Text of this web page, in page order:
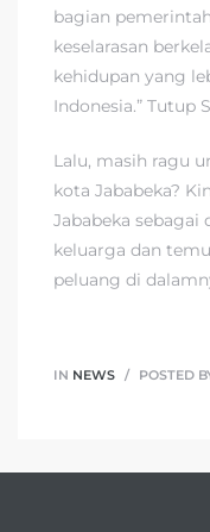
bagian
keselarasan
kehidupan yang
Indonesia.” Tutup
Lalu, masih ragu
kota Jababeka?
Jababeka sebagai
keluarga dan
peluang di
IN NEWS POSTED